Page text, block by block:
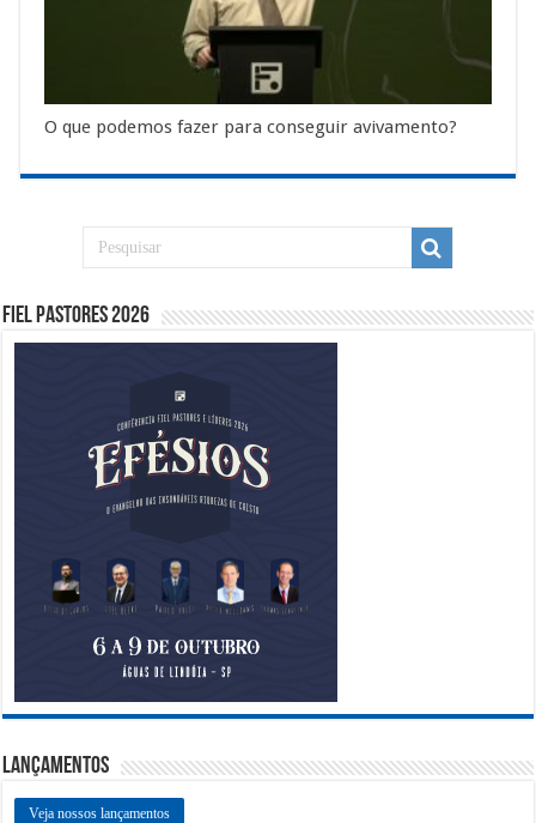
O que podemos fazer para conseguir avivamento?
Fiel Pastores 2026
Lançamentos
Veja nossos lançamentos